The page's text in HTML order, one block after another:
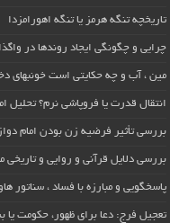
تاریخچه تنگه هرمز یا تنگه اهورامزدا
چرایی و چگونگی ایجاد روندها در
مین ، آب و چه حکایتی است خونبهای
انتقال قدرت یا فروپاشی نرم؟ تحلیل
بررسی تأثیر فرضیه زن بودن امام
بررسی دلایل قرآنی و روایی و
پاسخگویی و مبارزه با فساد ، سناتور
تعجیل فرج: دعا برای ظهور، حکومت یا